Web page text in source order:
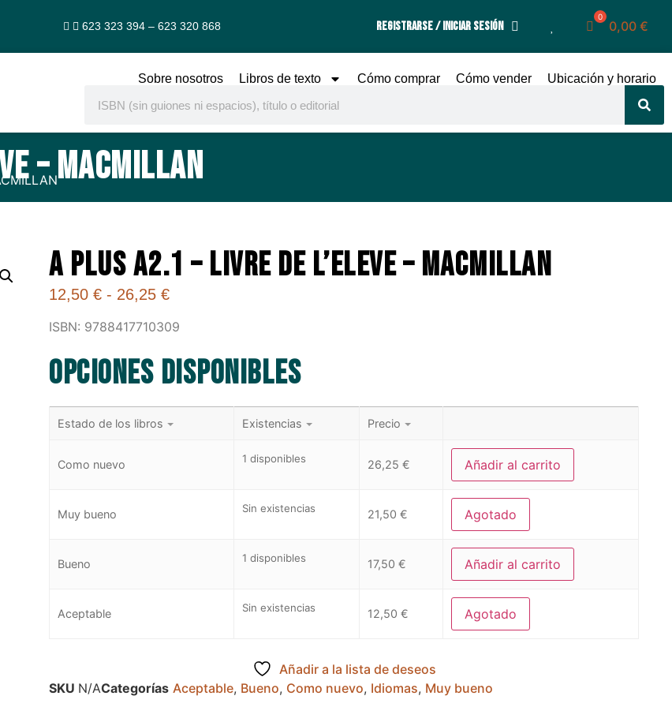
623 323 394 – 623 320 868 Registrarse / Iniciar sesión 0,00 €
Sobre nosotros Libros de texto Cómo comprar Cómo vender Ubicación y horario
– MACMILLAN
A PLUS A2.1 – LIVRE DE L’ELEVE – MACMILLAN
12,50 € - 26,25 €
ISBN: 9788417710309
Opciones disponibles
Estado de los libros Existencias Precio
Como nuevo 1 disponibles 26,25 € Añadir al carrito
Muy bueno Sin existencias 21,50 € Agotado
Bueno 1 disponibles 17,50 € Añadir al carrito
Aceptable Sin existencias 12,50 € Agotado
Añadir a la lista de deseos
SKU N/ACategorías Aceptable, Bueno, Como nuevo, Idiomas, Muy bueno